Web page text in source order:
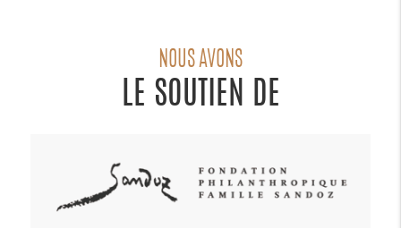
NOUS AVONS
LE SOUTIEN DE